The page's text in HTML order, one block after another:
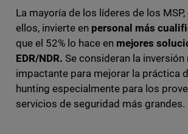
La mayoría de los líderes de los MSP,
ellos, invierte en personal más
que el 52% lo hace en mejores
EDR/NDR. Se consideran la inversión
impactante para mejorar la práctica
hunting especialmente para los
servicios de seguridad más grandes.